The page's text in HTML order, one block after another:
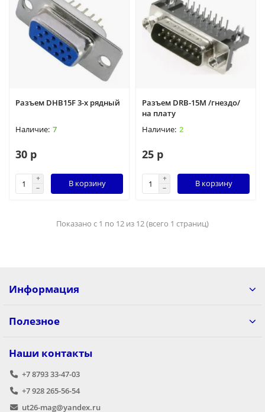
Разъем DHB15F 3-х рядный
7
30 р
В корзину
Разъем DRB-15M /гнездо/
на плату
2
25 р
В корзину
Показано с 1 по 12 из 12 (всего 1 страниц)
Информация
Полезное
Наши контакты
+7 8793 33-47-03
+7 928 265-56-54
ut26-mag@yandex.ru